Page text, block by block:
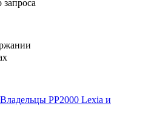
запроса
PP2000 Lexia и